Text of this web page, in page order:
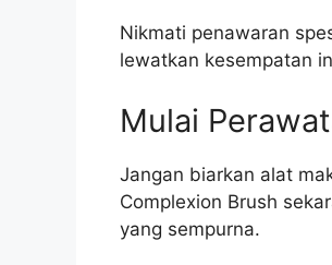
Nikmati penawaran
lewatkan kesempatan
Mulai
Jangan biarkan alat
Complexion Brush
yang sempurna.